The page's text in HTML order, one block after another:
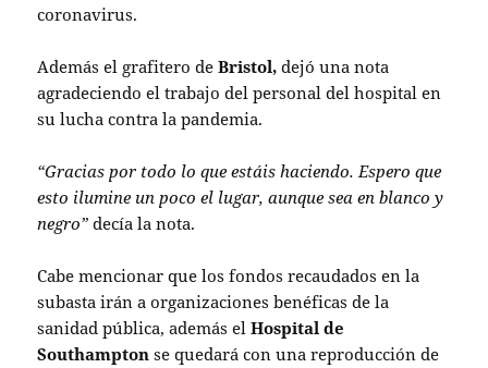
coronavirus.
Además el grafitero deBristol,dejó una nota
agradeciendo el trabajo del personal del hospital en
su lucha contra la pandemia.
“Gracias por todo lo que estáis haciendo. Espero que
esto ilumine un poco el lugar, aunque sea en blanco y
negro”decía la nota.
Cabe mencionar que los fondos recaudados en la
subasta irán a organizaciones benéficas de la
sanidad pública, además elHospital de
Southampton se quedará con una reproducción de